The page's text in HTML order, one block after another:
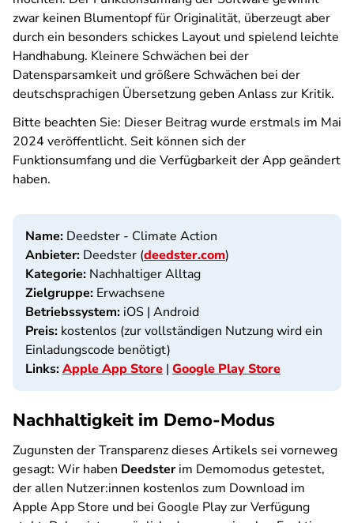
zwar keinen Blumentopf für Originalität, überzeugt aber
durch ein besonders schickes Layout und spielend leichte
Handhabung. Kleinere Schwächen bei der
Datensparsamkeit und größere Schwächen bei der
deutschsprachigen Übersetzung geben Anlass zur Kritik.
Bitte beachten Sie: Dieser Beitrag wurde erstmals im Mai
2024 veröffentlicht. Seit können sich der
Funktionsumfang und die Verfügbarkeit der App geändert
haben.
Name: Deedster - Climate Action
Anbieter: Deedster (deedster.com)
Kategorie: Nachhaltiger Alltag
Zielgruppe: Erwachsene
Betriebssystem: iOS | Android
Preis: kostenlos (zur vollständigen Nutzung wird ein
Einladungscode benötigt)
Links:Apple App Store | Google Play Store
Nachhaltigkeit im Demo-Modus
Zugunsten der Transparenz dieses Artikels sei vorneweg
gesagt: Wir haben Deedsterim Demomodus getestet,
der allen Nutzer:innen kostenlos zum Download im
Apple App Store und bei Google Play zur Verfügung